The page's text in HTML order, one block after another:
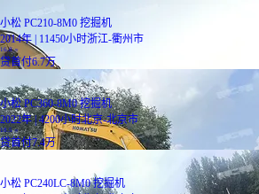
小松 PC210-8M0 挖掘机
2014年 | 11450小时浙江-衢州市
16.8万
贷首付6.7万
小松 PC360-8M0 挖掘机
2022年 | 4200小时北京-北京市
18.5万
贷首付7.4万
小松 PC240LC-8M0 挖掘机